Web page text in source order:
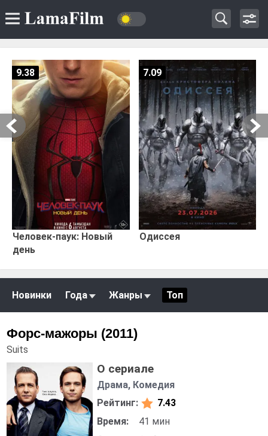
Человек-паук: Новый
день
9.38
Одиссея
7.09
Новинки Года Жанры Топ
Форс-мажоры (2011)
Suits
О сериале
Драма, Комедия
Рейтинг:
7.43
Время:
41 мин